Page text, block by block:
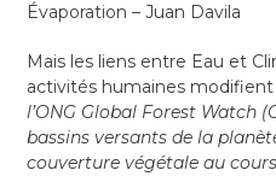
Évaporation – Juan Davila
Mais les liens entre Eau et
activités humaines
l’ONG Global Forest Watch
bassins versants de la
couverture végétale au